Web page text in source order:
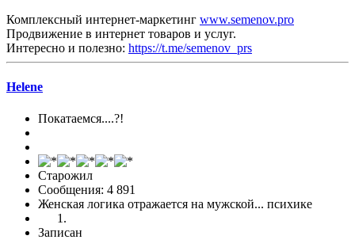
Комплексный интернет-маркетинг www.semenov.pro
Продвижение в интернет товаров и услуг.
Интересно и полезно: https://t.me/semenov_prs
Helene
Покатаемся....?!
Старожил
Сообщения: 4 891
Женская логика отражается на мужской... психике
Записан